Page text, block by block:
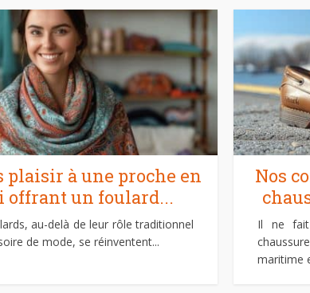
plaisir à une proche en
offrant un foulard...
au-delà de leur rôle traditionnel
de mode, se réinventent...
Nos
Il ne
maritime